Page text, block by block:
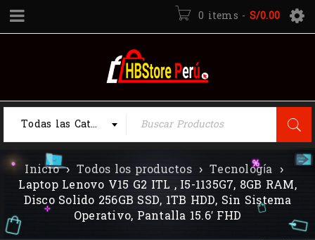
0 items - S/0.00
Todas las Categorias
Inicio › Todos los productos › Tecnología ›
Laptop Lenovo V15 G2 ITL , I5-1135G7, 8GB RAM,
Disco Solido 256GB SSD, 1TB HDD, Sin Sistema
Operativo, Pantalla 15.6′ FHD